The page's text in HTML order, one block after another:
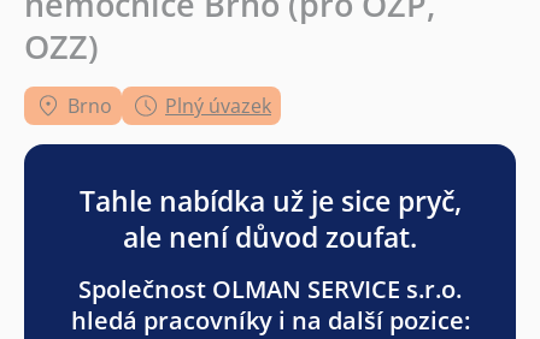
OZZ)
Brno Plný úvazek
Tahle nabídka už je sice pryč,
ale není důvod zoufat.
Společnost OLMAN SERVICE s.r.o.
hledá pracovníky i na další pozice: